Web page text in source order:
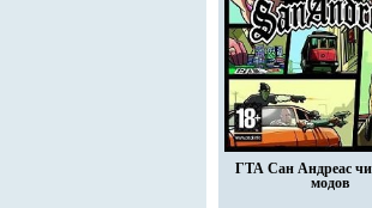
ГТА Сан Андреас
модов